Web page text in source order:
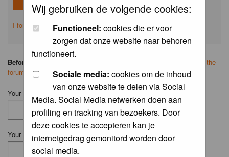
Wij gebruiken de volgende cookies:
Functioneel: cookies die er voor
zorgen dat onze website naar behoren
functioneert.
Sociale media: cookies om de inhoud
van onze website te delen via Social
Media. Social Media netwerken doen aan
profiling en tracking van bezoekers. Door
deze cookies te accepteren kan je
internetgedrag gemonitord worden door
social media.
I forgot my password
Before you ask your question:
search on the
forum
first.
Your Name (Fill in your username if you have one):
Your Email: